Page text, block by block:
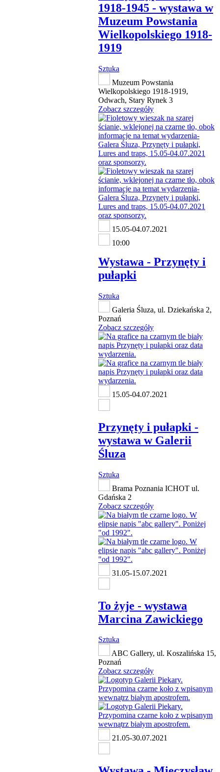
1918-1945 - wystawa w
Muzeum Powstania
Wielkopolskiego 1918-
1919
Sztuka
Muzeum Powstania
Wielkopolskiego 1918-1919,
Odwach, Stary Rynek 3
Zobacz szczegóły
15.05-04.07.2021
10:00
Wystawa - Przynęty i
pułapki
Sztuka
Galeria Śluza, ul. Dziekańska 2,
Poznań
Zobacz szczegóły
15.05-04.07.2021
Przynęty i pułapki -
wystawa w Galerii
Śluza
Sztuka
Brama Poznania ICHOT ul.
Gdańska 2
Zobacz szczegóły
31.05-15.07.2021
To żyje - wystawa
Marcina Zawickiego
Sztuka
ABC Gallery, ul. Koszalińska 15,
Poznań
Zobacz szczegóły
21.05-30.07.2021